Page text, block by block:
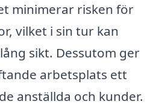
minimerar risken för
vilket i sin tur kan
sikt. Dessutom ger
arbetsplats ett
anställda och kunder.